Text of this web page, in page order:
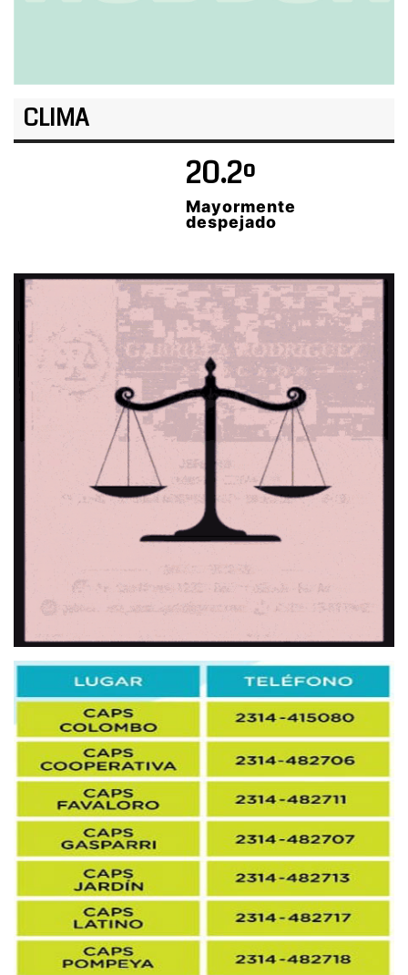
CLIMA
20.2º
Mayormente
despejado